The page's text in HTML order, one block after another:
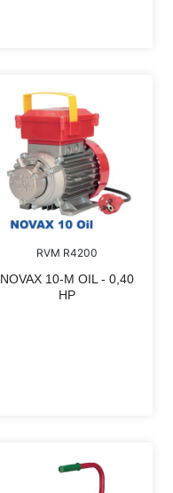
RVM R4200
NOVAX 10-M OIL - 0,40
HP